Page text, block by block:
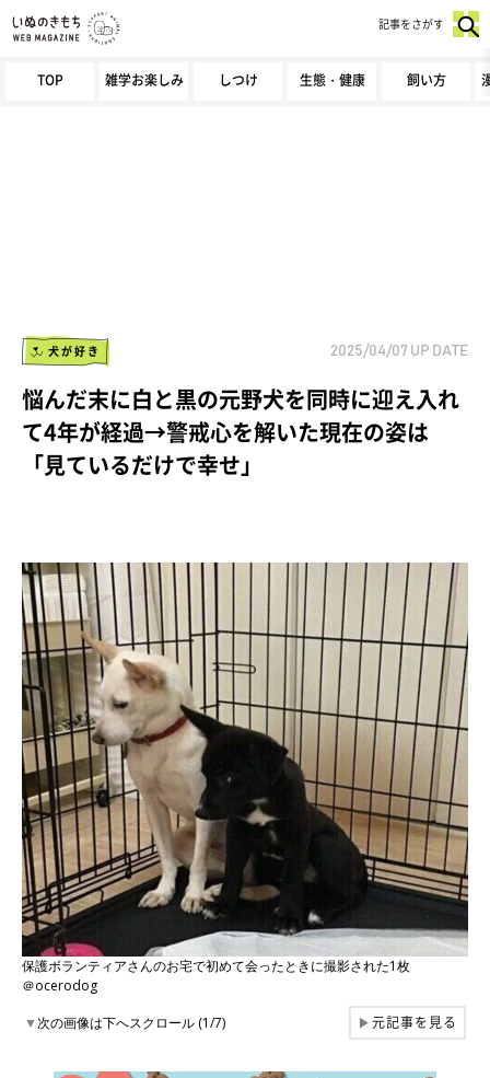
TOP 雑学お楽しみ しつけ 生態・健康 飼い方
記事をさがす
犬が好き 2025/04/07 UP DATE
悩んだ末に白と黒の元野犬を同時に迎え入れ
て4年が経過→警戒心を解いた現在の姿は
「見ているだけで幸せ」
保護ボランティアさんのお宅で初めて会ったときに撮影された1枚
＠ocerodog
▼次の画像は下へスクロール (1/7) ▶元記事を見る